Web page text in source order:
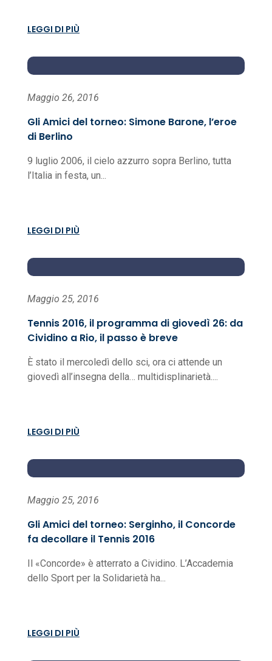
LEGGI DI PIÙ
Maggio 26, 2016
Gli Amici del torneo: Simone Barone, l’eroe
di Berlino
9 luglio 2006, il cielo azzurro sopra Berlino, tutta
l’Italia in festa, un...
LEGGI DI PIÙ
Maggio 25, 2016
Tennis 2016, il programma di giovedì 26: da
Cividino a Rio, il passo è breve
È stato il mercoledì dello sci, ora ci attende un
giovedì all’insegna della… multidisplinarietà....
LEGGI DI PIÙ
Maggio 25, 2016
Gli Amici del torneo: Serginho, il Concorde
fa decollare il Tennis 2016
Il «Concorde» è atterrato a Cividino. L’Accademia
dello Sport per la Solidarietà ha...
LEGGI DI PIÙ